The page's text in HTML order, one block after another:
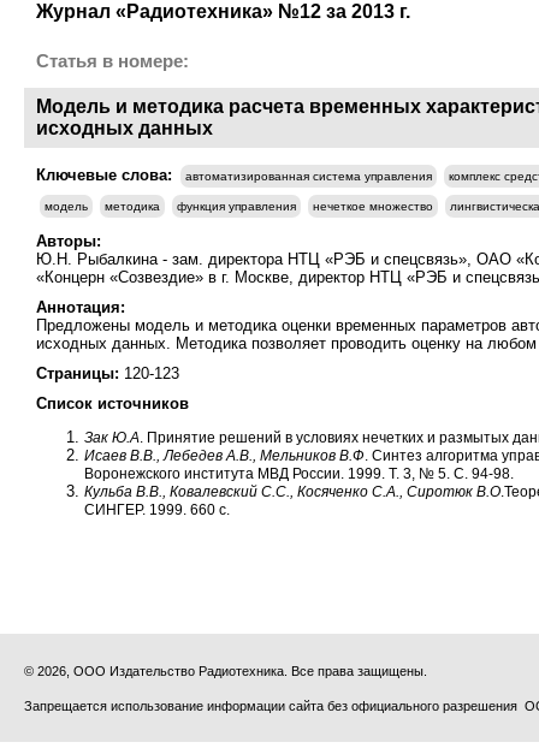
Журнал «Радиотехника» №12 за 2013 г.
Статья в номере:
Модель и методика расчета временных
исходных данных
Ключевые слова: автоматизированная система управления комплекс
модель методика функция управления нечеткое множество
Авторы:
Ю.Н. Рыбалкина - зам. директора НТЦ «РЭБ и спецсвязь», ОАО
«Концерн «Созвездие» в г. Москве, директор НТЦ «РЭБ и
Аннотация:
Предложены модель и методика оценки временных параметров
исходных данных. Методика позволяет проводить оценку на любом
Страницы: 120-123
Список источников
Зак Ю.А. Принятие решений в условиях нечетких и размытых
Исаев В.В., Лебедев А.В., Мельников В.Ф. Синтез алгоритма
Воронежского института МВД России. 1999. T. 3, № 5. С. 94-98.
Кульба В.В., Ковалевский С.С., Косяченко С.А., Сиротюк В.О
СИНГЕР. 1999. 660 с.
© 2026, ООО Издательство Радиотехника. Все права защищены.
Запрещается использование информации сайта без официального разрешения